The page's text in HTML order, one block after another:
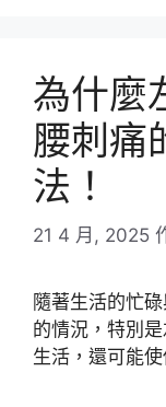
為什麼
腰刺痛
法！
21 4 月, 2025
隨著生活的忙
的情況，特別
生活，還可能